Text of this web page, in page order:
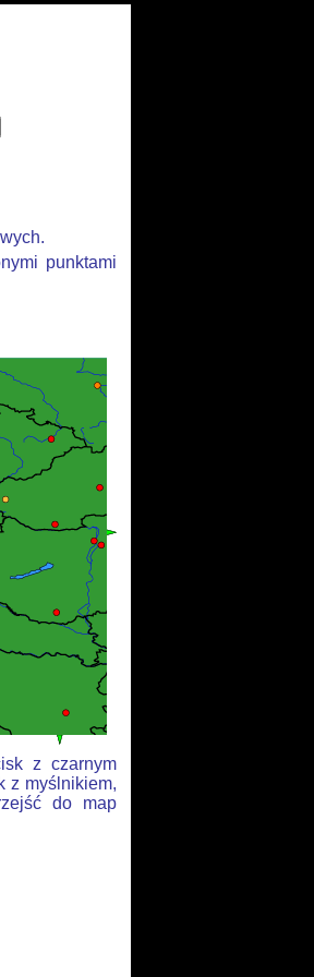
punktami
z czarnym
z myślnikiem,
do map